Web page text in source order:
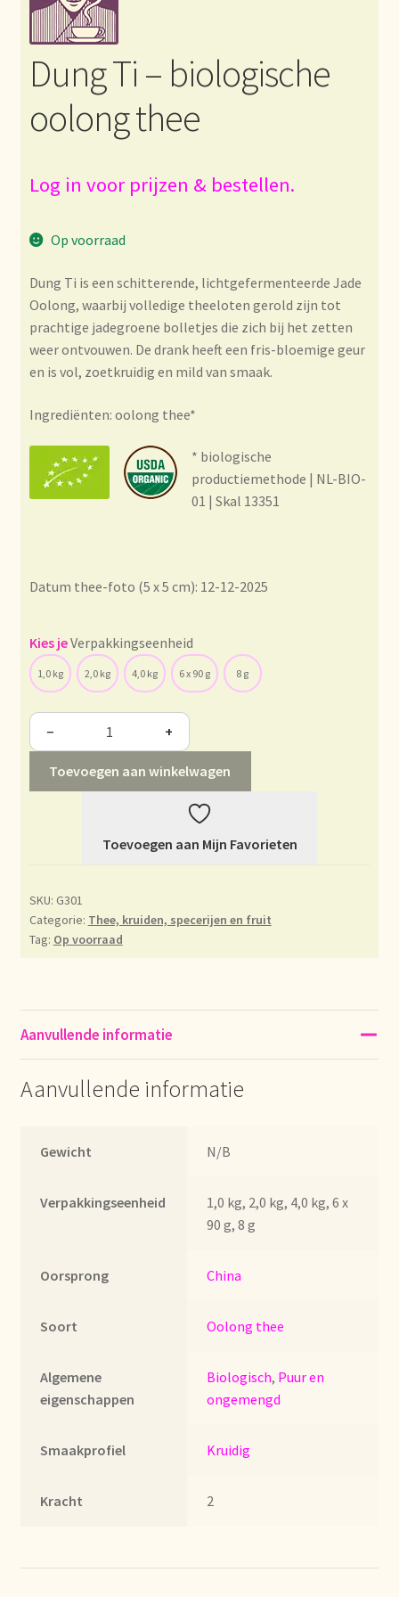
Bezahlung und Rabatte
Bienvenue dans notre commerce de gros de thé !
Bio-Zertifikate
Certificats biologiques
Commande et délai de livraison
Condiciones generales
Conditions générales
Contact
Contact
Contacto
Current price list
Datenschutzerklärung
Declaración de privacidad
Envío y entrega
Impressum
Imprint
Lista de precios actualizada.
Liste de prix actuelle
Marca personal
Dung Ti – biologische
oolong thee
Log in voor prijzen & bestellen.
Op voorraad
Dung Ti is een schitterende, lichtgefermenteerde Jade
Oolong, waarbij volledige theeloten gerold zijn tot
prachtige jadegroene bolletjes die zich bij het zetten
weer ontvouwen. De drank heeft een fris-bloemige geur
en is vol, zoetkruidig en mild van smaak.
Ingrediënten: oolong thee*
* biologische
productiemethode | NL-BIO-
01 | Skal 13351
Datum thee-foto (5 x 5 cm): 12-12-2025
Verpakkingseenheid
1,0 kg 2,0 kg 4,0 kg 6 x 90 g 8 g
− +
Toevoegen aan winkelwagen
Toevoegen aan Mijn Favorieten
SKU: G301
Categorie: Thee, kruiden, specerijen en fruit
Tag: Op voorraad
Aanvullende informatie
Aanvullende informatie
Gewicht N/B
Verpakkingseenheid
1,0 kg, 2,0 kg, 4,0 kg, 6 x
90 g, 8 g
Oorsprong China
Soort Oolong thee
Algemene
eigenschappen
Biologisch, Puur en
ongemengd
Smaakprofiel Kruidig
Kracht 2